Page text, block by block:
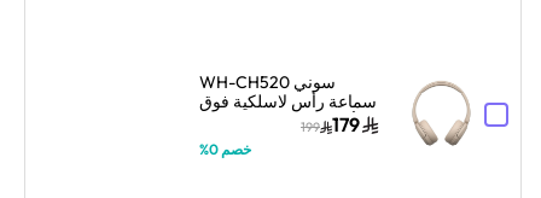
سوني WH-CH520
سماعة رأس لاسلكية فوق
الأذن مع ميكروفون – بيج
179
199
خصم 0%